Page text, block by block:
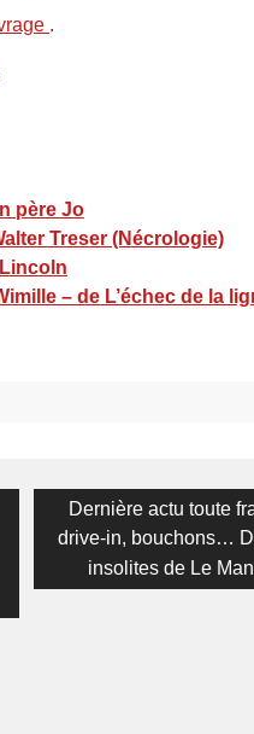
.
père Jo
Treser (Nécrologie)
– de L’échec de la
Next
post:
Dernière actu toute
drive-in, bouchons…
insolites de Le